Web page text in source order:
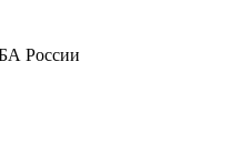
России